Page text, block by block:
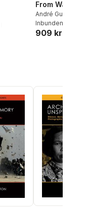
From War to
André Guichaoua
Inbunden
909 kr